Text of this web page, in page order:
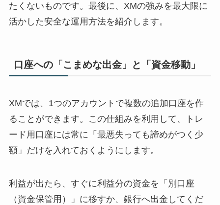
たくないものです。最後に、XMの強みを最大限に
活かした安全な運用方法を紹介します。
口座への「こまめな出金」と「資金移動」
XMでは、1つのアカウントで複数の追加口座を作
ることができます。この仕組みを利用して、トレ
ード用口座には常に「最悪失っても諦めがつく少
額」だけを入れておくようにします。
利益が出たら、すぐに利益分の資金を「別口座
（資金保管用）」に移すか、銀行へ出金してくだ